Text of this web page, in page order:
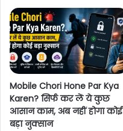
Mobile Chori Hone Par Kya
Karen? सिर्फ कर लें ये कुछ
आसान काम, अब नहीं होगा कोई
बड़ा नुक्सान